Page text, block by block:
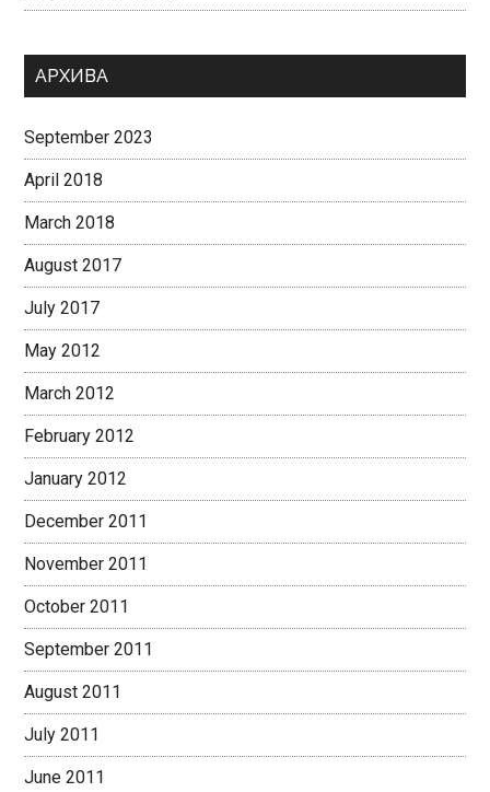
АРХИВА
September 2023
April 2018
March 2018
August 2017
July 2017
May 2012
March 2012
February 2012
January 2012
December 2011
November 2011
October 2011
September 2011
August 2011
July 2011
June 2011